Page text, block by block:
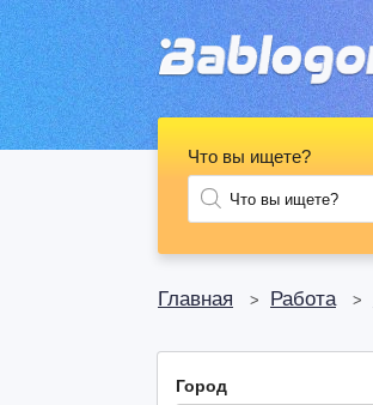
Главная > Работа >
Что вы ищете?
Город